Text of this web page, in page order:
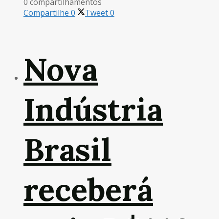
Compartilhe 0 Tweet0
Nova
Indústria
Brasil
receberá